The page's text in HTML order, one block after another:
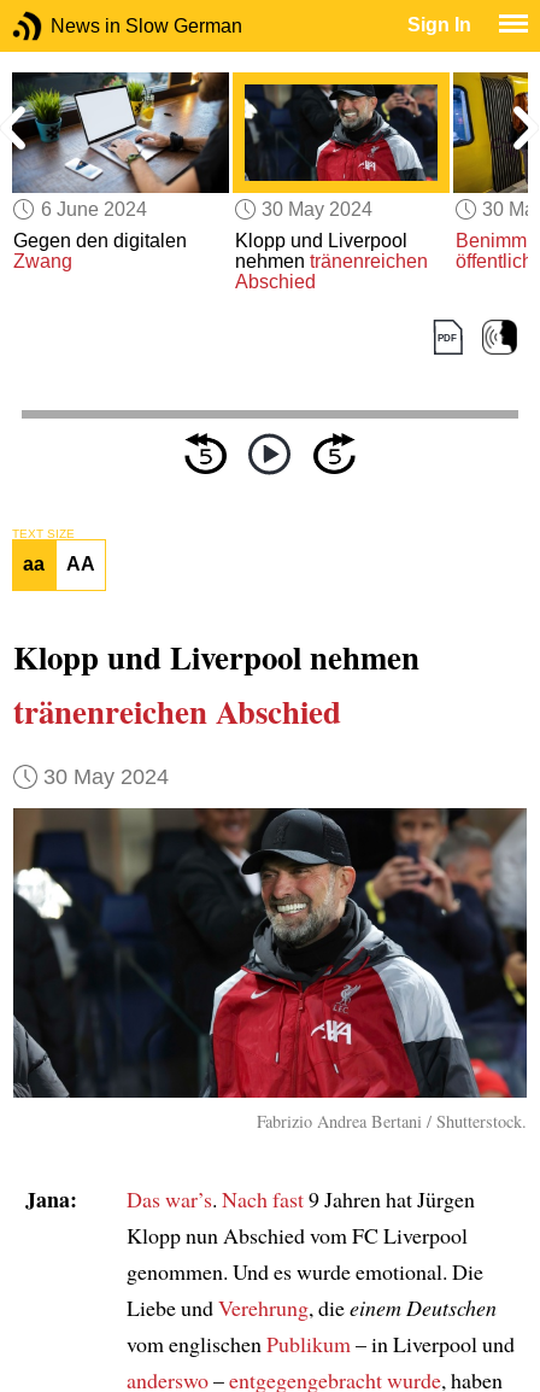
News in Slow German Sign In
6 June 2024
Gegen den digitalen
Zwang
30 May 2024
Klopp und Liverpool
nehmen tränenreichen
Abschied
30
Benimm
TEXT SIZE
aa AA
Klopp und Liverpool nehmen
tränenreichen Abschied
30 May 2024
Fabrizio Andrea Bertani / Shutterstock.
Jana: Das war’s. Nach fast9 Jahren hat Jürgen
Klopp nun Abschied vom FC Liverpool
genommen. Und es wurde emotional. Die
Liebe undVerehrung, dieeinem Deutschen
vom englischen Publikum – in Liverpool und
anderswo–entgegengebracht wurde, haben